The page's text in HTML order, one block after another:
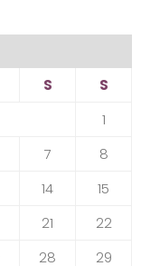
S
S
1
7
8
14
15
21
22
28 29